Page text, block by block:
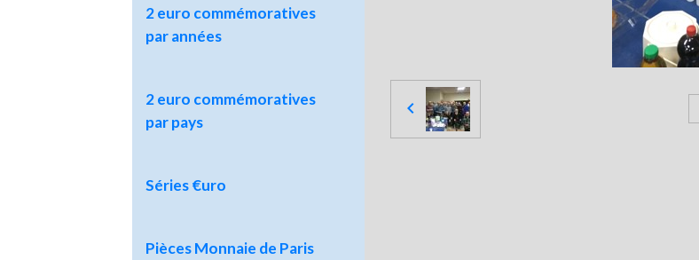
2 euro commémoratives
par années
2 euro commémoratives
par pays
Séries €uro
Pièces Monnaie de Paris